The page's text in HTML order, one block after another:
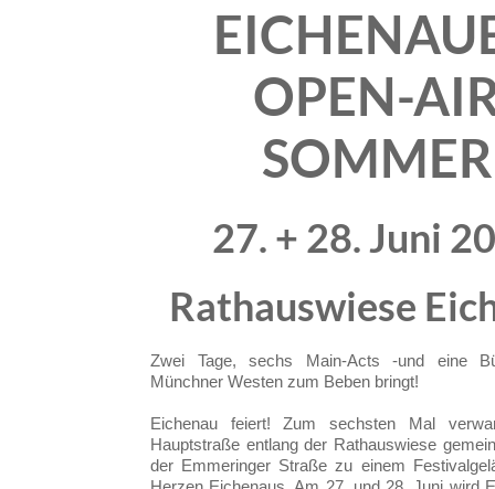
OPEN-
SOMMER
27. + 28. Juni
Rathauswiese
Zwei Tage, sechs Main-Acts -und eine
Münchner Westen zum Beben bringt!
Eichenau feiert! Zum sechsten Mal
Hauptstraße entlang der Rathauswiese
der Emmeringer Straße zu einem